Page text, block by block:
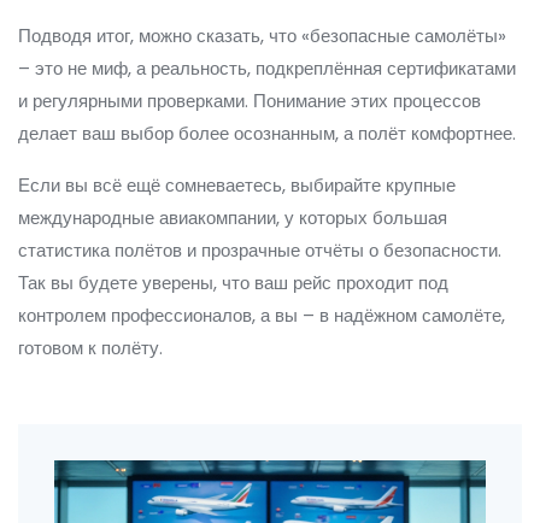
Подводя итог, можно сказать, что «безопасные самолёты»
– это не миф, а реальность, подкреплённая сертификатами
и регулярными проверками. Понимание этих процессов
делает ваш выбор более осознанным, а полёт комфортнее.
Если вы всё ещё сомневаетесь, выбирайте крупные
международные авиакомпании, у которых большая
статистика полётов и прозрачные отчёты о безопасности.
Так вы будете уверены, что ваш рейс проходит под
контролем профессионалов, а вы – в надёжном самолёте,
готовом к полёту.